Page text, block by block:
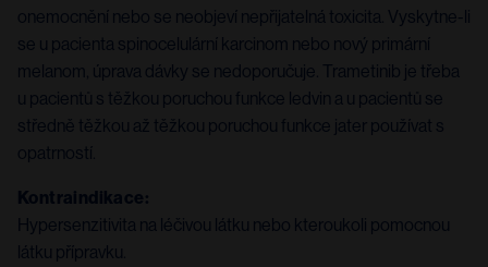
onemocnění nebo se neobjeví nepřijatelná toxicita. Vyskytne-li
se u pacienta spinocelulární karcinom nebo nový primární
melanom, úprava dávky se nedoporučuje. Trametinib je třeba
u pacientů s těžkou poruchou funkce ledvin a u pacientů se
středně těžkou až těžkou poruchou funkce jater používat s
opatrností.
Kontraindikace:
Hypersenzitivita na léčivou látku nebo kteroukoli pomocnou
látku přípravku.